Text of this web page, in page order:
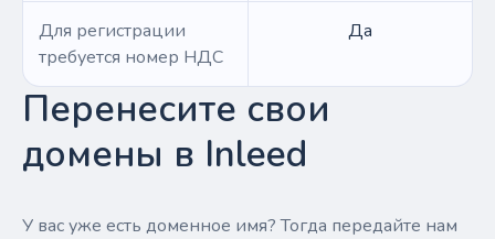
Для регистрации
требуется номер НДС
Да
Перенесите свои
домены в Inleed
У вас уже есть доменное имя? Тогда передайте нам